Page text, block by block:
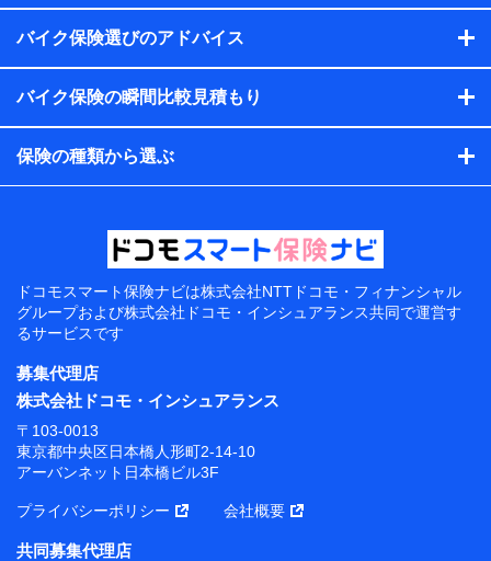
バイク保険選びのアドバイス
バイク保険の瞬間比較見積もり
保険の種類から選ぶ
ドコモスマート保険ナビは株式会社NTTドコモ・フィナンシャル
グループおよび株式会社ドコモ・インシュアランス共同で運営す
るサービスです
募集代理店
株式会社ドコモ・インシュアランス
〒103-0013
東京都中央区日本橋人形町2-14-10
アーバンネット日本橋ビル3F
プライバシーポリシー 会社概要
共同募集代理店